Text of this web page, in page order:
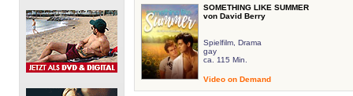
SOMETHING LIKE SUMMER
von David Berry
Spielfilm, Drama
gay
ca. 115 Min.
Video on Demand